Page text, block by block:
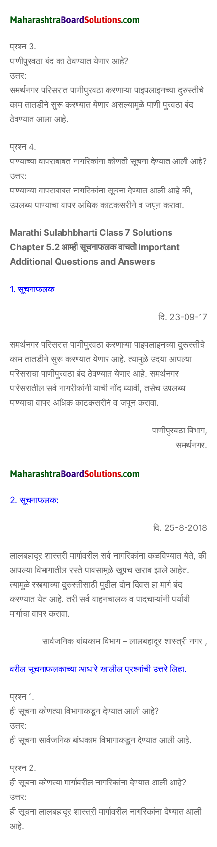
प्रश्न 3.
पाणीपुरवठा बंद का ठेवण्यात येणार आहे?
उत्तर:
समर्थनगर परिसरात पाणीपुरवठा करणाऱ्या पाइपलाइनच्या दुरुस्तीचे
काम तातडीने सुरू करण्यात येणार असल्यामुळे पाणी पुरवठा बंद
ठेवण्यात आला आहे.
प्रश्न 4.
पाण्याच्या वापराबाबत नागरिकांना कोणती सूचना देण्यात आली आहे?
उत्तर:
पाण्याच्या वापराबाबत नागरिकांना सूचना देण्यात आली आहे की,
उपलब्ध पाण्याचा वापर अधिक काटकसरीने व जपून करावा.
Marathi Sulabhbharti Class 7 Solutions
Chapter 5.2 आम्ही सूचनाफलक वाचतो Important
Additional Questions and Answers
1. सूचनाफलक
दि. 23-09-17
समर्थनगर परिसरात पाणीपुरवठा करणाऱ्या पाइपलाइनच्या दुरूस्तीचे
काम तातडीने सुरू करण्यात येणार आहे. त्यामुळे उदया आपल्या
परिसराचा पाणीपुरवठा बंद ठेवण्यात येणार आहे. समर्थनगर
परिसरातील सर्व नागरीकांनी याची नोंद घ्यावी, तसेच उपलब्ध
पाण्याचा वापर अधिक काटकसरीने व जपून करावा.
पाणीपुरवठा विभाग,
समर्थनगर.
2. सूचनाफलक:
दि. 25-8-2018
लालबहादूर शास्त्री मार्गावरील सर्व नागरिकांना कळविण्यात येते, की
आपल्या विभागातील रस्ते पावसामुळे खूपच खराब झाले आहेत.
त्यामुळे रस्त्याच्या दुरुस्तीसाठी पुढील दोन दिवस हा मार्ग बंद
करण्यात येत आहे. तरी सर्व वाहनचालक व पादचाऱ्यांनी पर्यायी
मार्गाचा वापर करावा.
सार्वजनिक बांधकाम विभाग – लालबहादूर शास्त्री नगर ,
वरील सूचनाफलकाच्या आधारे खालील प्रश्नांची उत्तरे लिहा.
प्रश्न 1.
ही सूचना कोणत्या विभागाकडून देण्यात आली आहे?
उत्तर:
ही सूचना सार्वजनिक बांधकाम विभागाकडून देण्यात आली आहे.
प्रश्न 2.
ही सूचना कोणत्या मार्गावरील नागरिकांना देण्यात आली आहे?
उत्तर:
ही सूचना लालबहादूर शास्त्री मार्गावरील नागरिकांना देण्यात आली
आहे.